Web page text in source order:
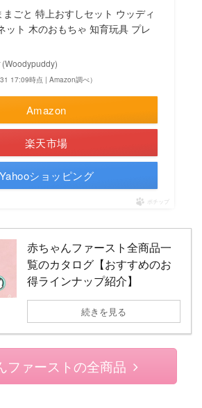
ごと 特上おすしセット ウッディ
ット 木のおもちゃ 知育玩具 プレ
17:09時点 | Amazon調べ）
Amazon
楽天市場
Yahooショッピング
ポチップ
赤ちゃんファースト全商品一
覧のカタログ【おすすめのお
得ラインナップ紹介】
続きを見る
ファーストの全商品